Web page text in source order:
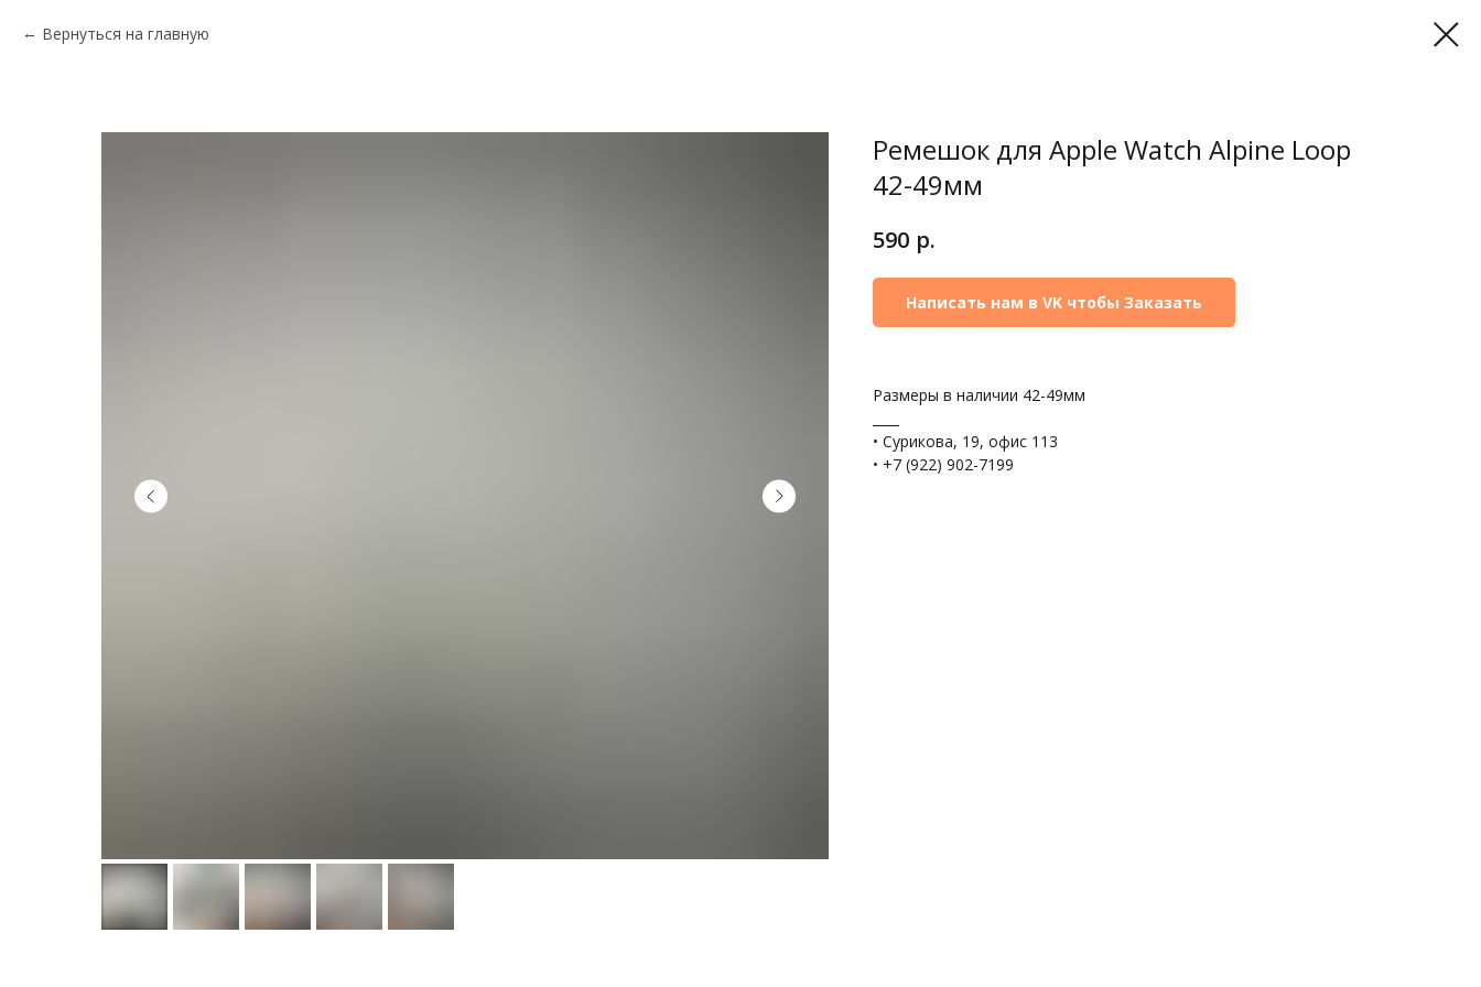
Вернуться на главную
Ремешок для Apple Watch Alpine Loop
42-49мм
590 р.
Написать нам в VK чтобы Заказать
Размеры в наличии 42-49мм
• Сурикова, 19, офис 113
• +7 (922) 902-7199